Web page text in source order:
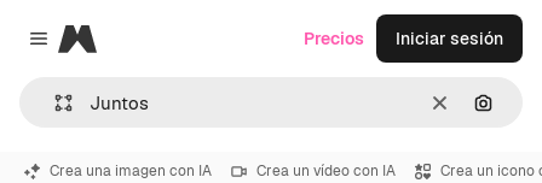
Close menu
Magnific
Borrar
Precios Iniciar sesión
Crea una imagen con IA Crea un vídeo con IA Crea un icono